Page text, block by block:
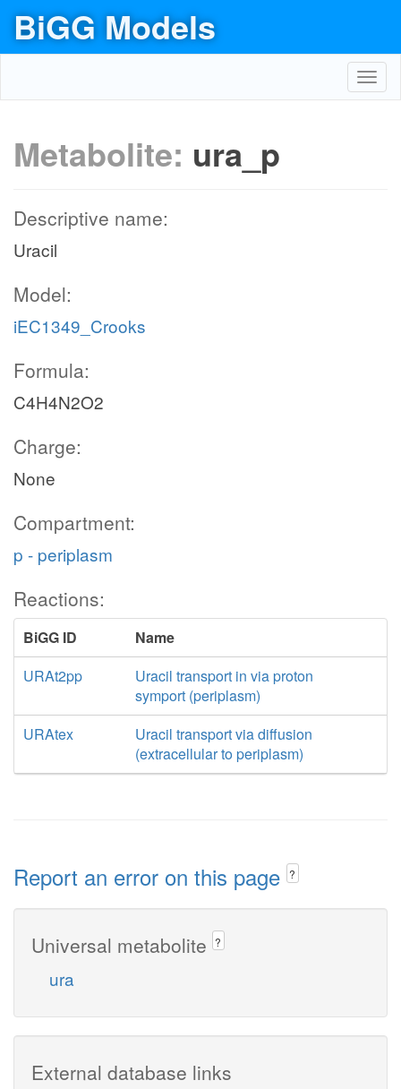
BiGG Models
Metabolite: ura_p
Descriptive name:
Uracil
Model:
iEC1349_Crooks
Formula:
C4H4N2O2
Charge:
None
Compartment:
p - periplasm
Reactions:
BiGG ID
Name
URAt2pp
Uracil transport in via proton
symport (periplasm)
URAtex
Uracil transport via diffusion
(extracellular to periplasm)
Report an error on this page ?
Universal metabolite ?
ura
External database links